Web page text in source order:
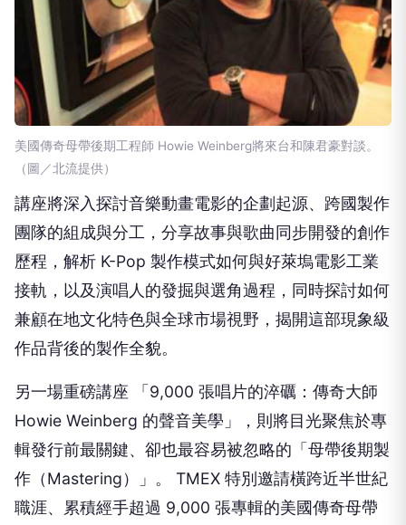
美國傳奇母帶後期工程師 Howie Weinberg將來台和陳君豪對談。
（圖／北流提供）
講座將深入探討音樂動畫電影的企劃起源、跨國製作
團隊的組成與分工，分享故事與歌曲同步開發的創作
歷程，解析 K-Pop 製作模式如何與好萊塢電影工業
接軌，以及演唱人的發掘與選角過程，同時探討如何
兼顧在地文化特色與全球市場視野，揭開這部現象級
作品背後的製作全貌。
另一場重磅講座 「9,000 張唱片的淬礪：傳奇大師
Howie Weinberg 的聲音美學」，則將目光聚焦於專
輯發行前最關鍵、卻也最容易被忽略的「母帶後期製
作（Mastering）」。 TMEX 特別邀請橫跨近半世紀
職涯、累積經手超過 9,000 張專輯的美國傳奇母帶